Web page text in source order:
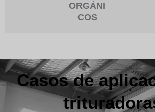
ORGÁNI
COS
Casos de